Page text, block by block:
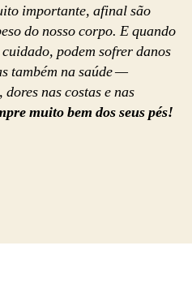
importante, afinal são
do nosso corpo. E quando
podem sofrer danos
também na saúde —
nas costas e nas
muito bem dos seus pés!